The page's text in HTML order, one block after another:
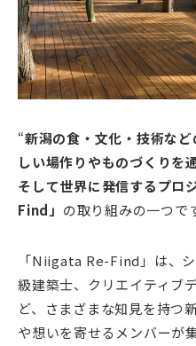
“新潟の食・文化・技術な
しい場作りやものづくりを
そして世界に発信するプ
Find」 の取り組みの一つで
「Niigata Re-Find」は、
級建築士、クリエイティブ
ど、さまざまな知見を持つ
や想いを寄せるメンバーが